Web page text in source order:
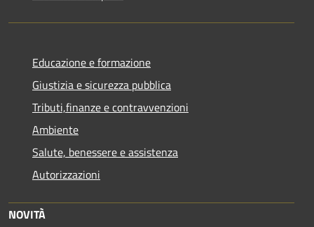
Educazione e formazione
Giustizia e sicurezza pubblica
Tributi,finanze e contravvenzioni
Ambiente
Salute, benessere e assistenza
Autorizzazioni
NOVITÀ